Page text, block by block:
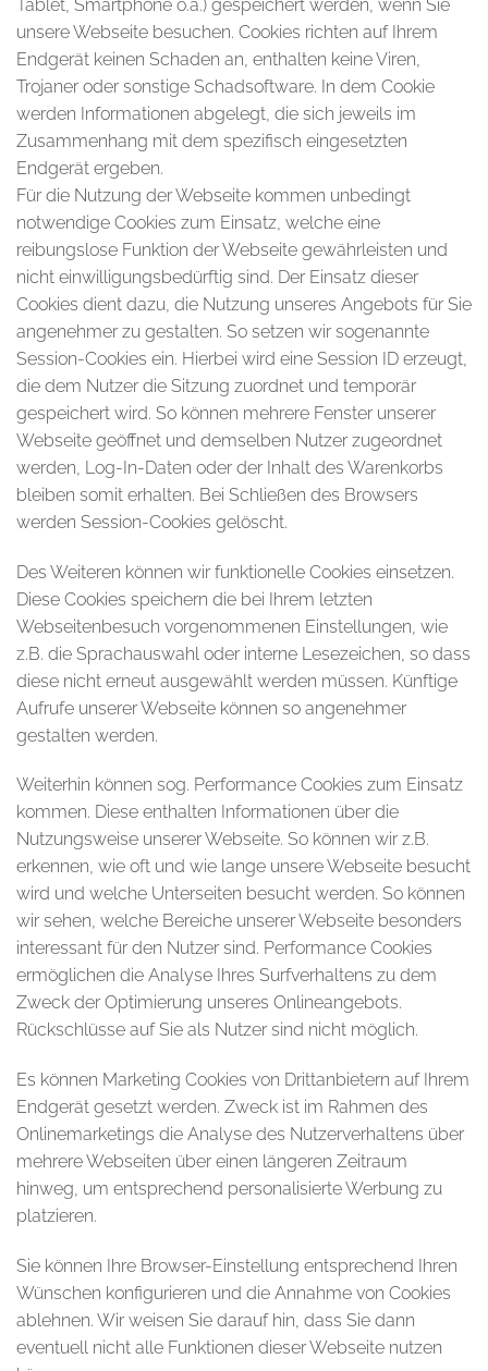
Tablet, Smartphone o.ä.) gespeichert werden, wenn Sie
unsere Webseite besuchen. Cookies richten auf Ihrem
Endgerät keinen Schaden an, enthalten keine Viren,
Trojaner oder sonstige Schadsoftware. In dem Cookie
werden Informationen abgelegt, die sich jeweils im
Zusammenhang mit dem spezifisch eingesetzten
Endgerät ergeben.
Für die Nutzung der Webseite kommen unbedingt
notwendige Cookies zum Einsatz, welche eine
reibungslose Funktion der Webseite gewährleisten und
nicht einwilligungsbedürftig sind. Der Einsatz dieser
Cookies dient dazu, die Nutzung unseres Angebots für Sie
angenehmer zu gestalten. So setzen wir sogenannte
Session-Cookies ein. Hierbei wird eine Session ID erzeugt,
die dem Nutzer die Sitzung zuordnet und temporär
gespeichert wird. So können mehrere Fenster unserer
Webseite geöffnet und demselben Nutzer zugeordnet
werden, Log-In-Daten oder der Inhalt des Warenkorbs
bleiben somit erhalten. Bei Schließen des Browsers
werden Session-Cookies gelöscht.
Des Weiteren können wir funktionelle Cookies einsetzen.
Diese Cookies speichern die bei Ihrem letzten
Webseitenbesuch vorgenommenen Einstellungen, wie
z.B. die Sprachauswahl oder interne Lesezeichen, so dass
diese nicht erneut ausgewählt werden müssen. Künftige
Aufrufe unserer Webseite können so angenehmer
gestalten werden.
Weiterhin können sog. Performance Cookies zum Einsatz
kommen. Diese enthalten Informationen über die
Nutzungsweise unserer Webseite. So können wir z.B.
erkennen, wie oft und wie lange unsere Webseite besucht
wird und welche Unterseiten besucht werden. So können
wir sehen, welche Bereiche unserer Webseite besonders
interessant für den Nutzer sind. Performance Cookies
ermöglichen die Analyse Ihres Surfverhaltens zu dem
Zweck der Optimierung unseres Onlineangebots.
Rückschlüsse auf Sie als Nutzer sind nicht möglich.
Es können Marketing Cookies von Drittanbietern auf Ihrem
Endgerät gesetzt werden. Zweck ist im Rahmen des
Onlinemarketings die Analyse des Nutzerverhaltens über
mehrere Webseiten über einen längeren Zeitraum
hinweg, um entsprechend personalisierte Werbung zu
platzieren.
Sie können Ihre Browser-Einstellung entsprechend Ihren
Wünschen konfigurieren und die Annahme von Cookies
ablehnen. Wir weisen Sie darauf hin, dass Sie dann
eventuell nicht alle Funktionen dieser Webseite nutzen